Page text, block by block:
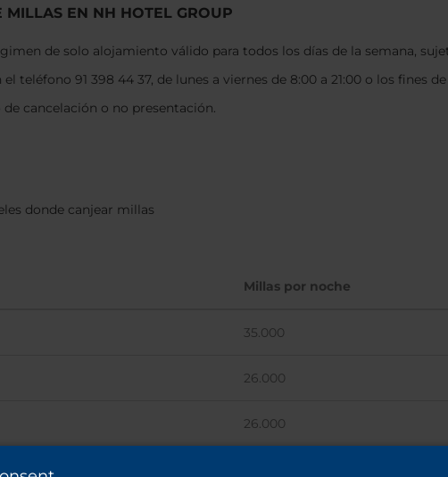
EN NH HOTEL GROUP
de solo alojamiento válido para todos los días de la semana,
teléfono 91 398 44 37, de lunes a viernes de 8:00 a 21:00 o los fines
de cancelación o no presentación.
donde canjear millas
Millas por noche
35.000
26.000
26.000